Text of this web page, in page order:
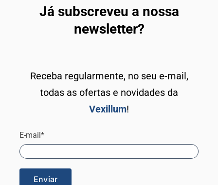
Já subscreveu a nossa
newsletter?
Receba regularmente, no seu e-mail,
todas as ofertas e novidades da
Vexillum!
E-mail*